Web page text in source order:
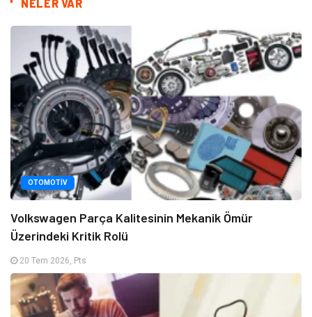
NELER VAR
OTOMOTIV
Volkswagen Parça Kalitesinin Mekanik Ömür
Üzerindeki Kritik Rolü
20 Tem 2026, Pts